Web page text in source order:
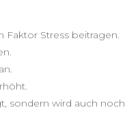
Stress beitragen.
sondern wird auch noch